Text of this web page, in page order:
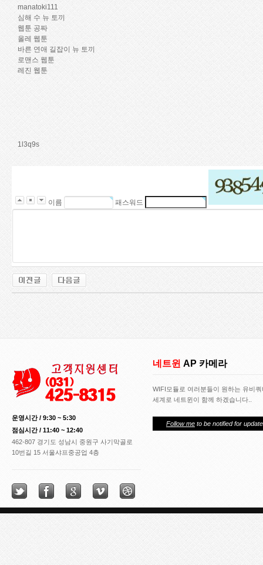
manatoki111
심해 수 뉴 토끼
웹툰 공짜
올레 웹툰
바른 연애 길잡이 뉴 토끼
로맨스 웹툰
레진 웹툰
1l3q9s
이름 패스워드
운영시간 / 9:30 ~ 5:30
점심시간 / 11:40 ~ 12:40
462-807 경기도 성남시 중원구 사기막골로
10번길 15 서울샤프중공업 4층
네트윈 AP 카메라
WIFI모듈로 여러분들이 원하는 유비
세계로 네트윈이 함께 하겠습니다..
Follow me to be notified for